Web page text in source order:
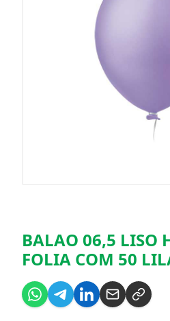
BALAO 06,5 LISO
FOLIA COM 50